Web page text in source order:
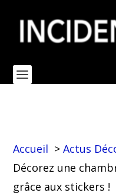
Accueil
Actus
Décorez une
grâce aux stickers !